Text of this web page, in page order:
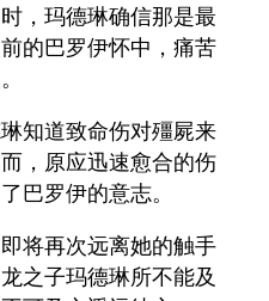
，玛德琳确信那是最
的巴罗伊怀中，痛苦
知道致命伤对殭屍来
，原应迅速愈合的伤
巴罗伊的意志。
将再次远离她的触手
之子玛德琳所不能及